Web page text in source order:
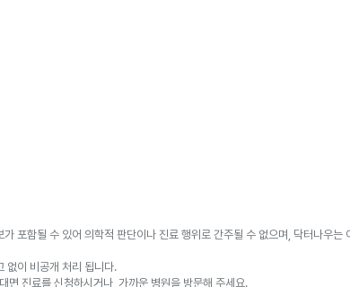
포함될 수 있어 의학적 판단이나 진료 행위로 간주될 수 없으며, 닥터나우는
없이 비공개 처리 됩니다.
면 진료를 신청하시거나, 가까운 병원을 방문해 주세요.